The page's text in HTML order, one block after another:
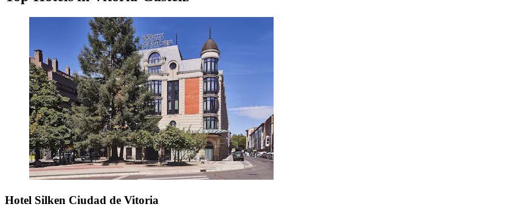
Hotel Silken Ciudad de Vitoria